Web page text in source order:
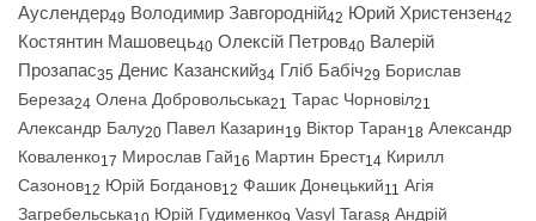
Ауслендер49 Володимир Завгородній42 Юрий Христензен42
Костянтин Машовець40 Олексій Петров40 Валерій
Прозапас35 Денис Казанский34 Гліб Бабіч29 Борислав
Береза24 Олена Добровольська21 Тарас Чорновіл21
Александр Балу20 Павел Казарин19 Віктор Таран18 Александр
Коваленко17 Мирослав Гай16 Мартин Брест14 Кирилл
Сазонов12 Юрій Богданов12 Фашик Донецький11 Агія
Загребельська
Юрій Гудименко Vasyl Taras
Андрій